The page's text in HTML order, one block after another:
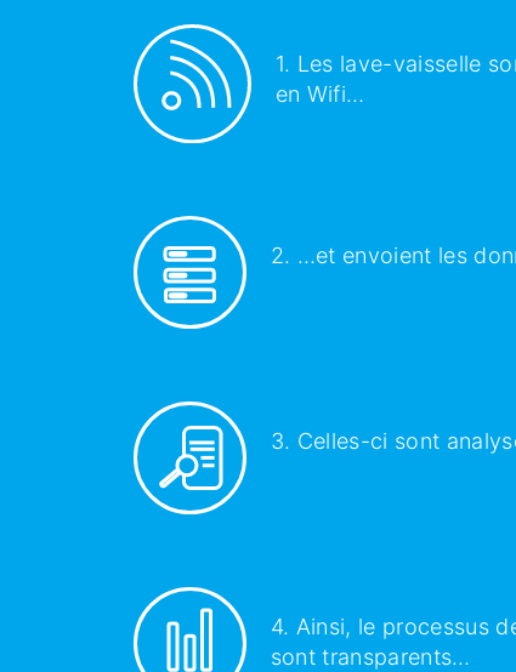
1. Les lave-vaisselle
en Wifi…
2. …et envoient les
3. Celles-ci sont
4. Ainsi, le processus
sont transparents…